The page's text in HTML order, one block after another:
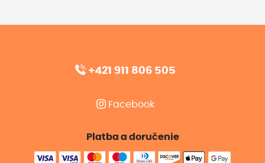
+421 911 806 505
Facebook
Platba a doručenie